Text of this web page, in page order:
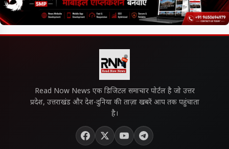
Read Now News एक डिजिटल समाचार पोर्टल है जो उत्तर
प्रदेश, उत्तराखंड और देश-दुनिया की ताज़ा खबरें आप तक पहुंचाता
है।